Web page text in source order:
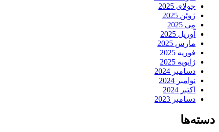
جولای 2025
ژوئن 2025
می 2025
آوریل 2025
مارس 2025
فوریه 2025
ژانویه 2025
دسامبر 2024
نوامبر 2024
اکتبر 2024
دسامبر 2023
دسته‌ها